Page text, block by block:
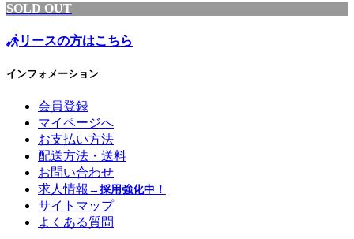
SOLD OUT
リースの方はこちら
インフォメーション
会員登録
マイページへ
お支払い方法
配送方法・送料
お問い合わせ
求人情報 →採用強化中！
サイトマップ
よくある質問